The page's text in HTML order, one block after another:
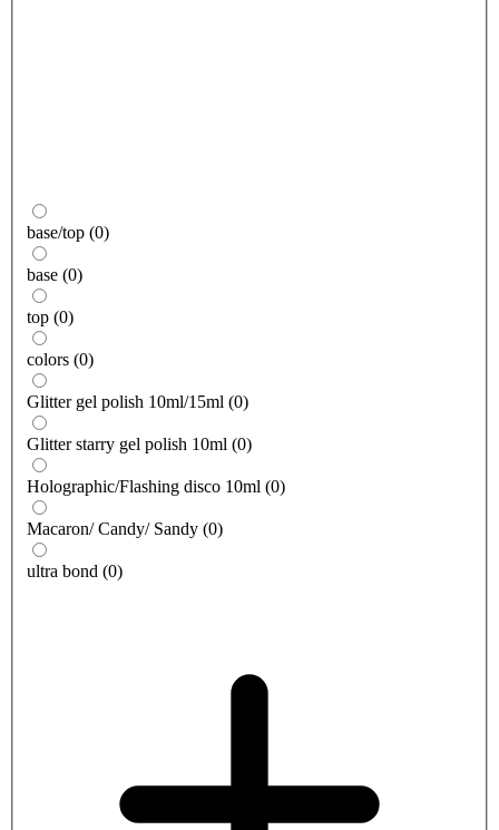
base/top (0)
base (0)
top (0)
colors (0)
Glitter gel polish 10ml/15ml (0)
Glitter starry gel polish 10ml (0)
Holographic/Flashing disco 10ml (0)
Macaron/ Candy/ Sandy (0)
ultra bond (0)